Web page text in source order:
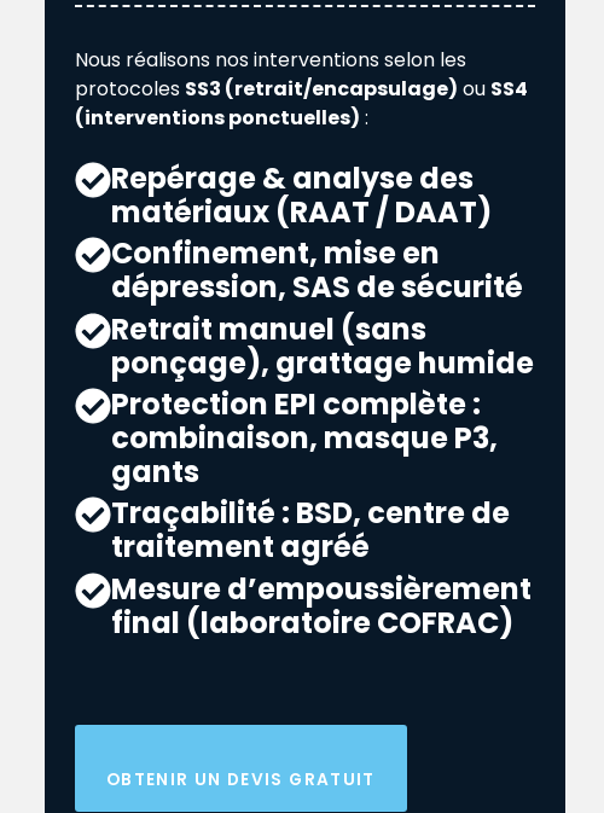
Nous réalisons nos interventions selon les
protocoles SS3 (retrait/encapsulage) ou SS4
(interventions ponctuelles) :
Repérage & analyse des
matériaux (RAAT / DAAT)
Confinement, mise en
dépression, SAS de sécurité
Retrait manuel (sans
ponçage), grattage humide
Protection EPI complète :
combinaison, masque P3,
gants
Traçabilité : BSD, centre de
traitement agréé
Mesure d’empoussièrement
final (laboratoire COFRAC)
OBTENIR UN DEVIS GRATUIT